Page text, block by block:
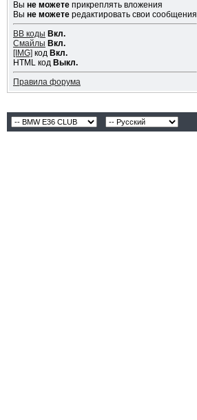
Вы не можетеприкреплять вложения
Вы не можетередактировать свои сообщения
BB коды Вкл.
Смайлы Вкл.
[IMG] код Вкл.
HTML код Выкл.
Правила форума